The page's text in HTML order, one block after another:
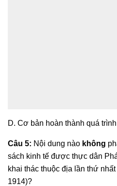
D. Cơ bản hoàn thành quá
Câu 5: Nội dung nào không
sách kinh tế được thực dân
khai thác thuộc địa lần thứ
1914)?